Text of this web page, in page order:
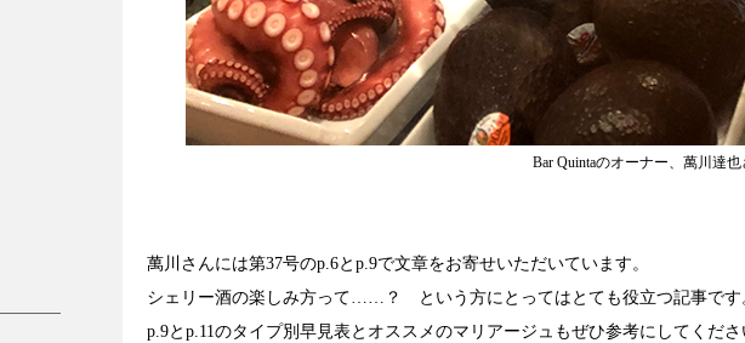
Bar Quintaのオーナー、萬川達
萬川さんには第37号のp.6とp.9で文章をお寄せいただいています。
シェリー酒の楽しみ方って……？ という方にとってはとても役立つ記事です
p.9とp.11のタイプ別早見表とオススメのマリアージュもぜひ参考にしてくださ